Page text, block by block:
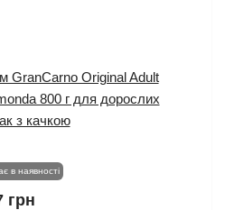
GranCarno Original Adult
800 г для дорослих
з качкою
в наявності
грн